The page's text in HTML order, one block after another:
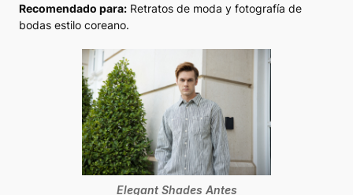
Recomendado para: Retratos de moda y fotografía de
bodas estilo coreano.
Elegant Shades Antes